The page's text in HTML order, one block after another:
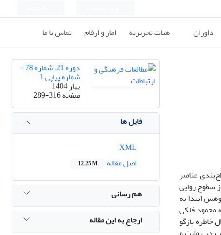
داوران هیات تحریریه امار و ارقام تماس با ما
عناصر
سطوح روایی
ابتدا به
محمود فلکی
خاطره بازگو
دوره 21، شماره 78 -
شماره پیاپی 1
بهار 1404
صفحه289-316
فایل ها
اصل مقاله
12.25 M
هم رسانی
ارجاع به این مقاله